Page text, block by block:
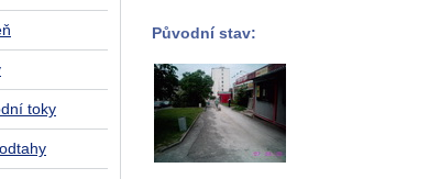
Původní stav:
toky